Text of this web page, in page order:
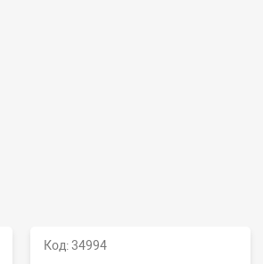
Код: 34994